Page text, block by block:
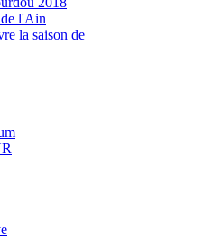
l'Ain
la saison de